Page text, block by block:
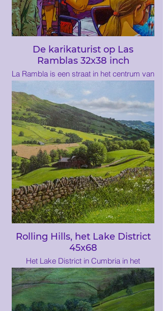
De karikaturist op Las
Ramblas 32x38 inch
La Rambla is een straat in het centrum van
Barcelona. Het is een met bomen
omzoomde voetgangersstraat en strekt
zich uit over 1,2 km en verbindt het Plaça
de Catalunya in het midden met het
monument van Christopher Columbus in
Port Vell. La Rambla vormt de grens
tussen de wijken Barri Gòtic in het oosten
en El Raval in het westen. Dit schilderij is
geïnspireerd op een bezoek aan de stad
Rolling Hills, het Lake District
45x68
Het Lake District in Cumbria in het
noorden van Engeland is misschien wel
de mooiste plek van het land, met zijn
glooiende heuvels, landbouwgrond en
meren. Deze en andere schilderijen in
deze galerie zijn door deze plek